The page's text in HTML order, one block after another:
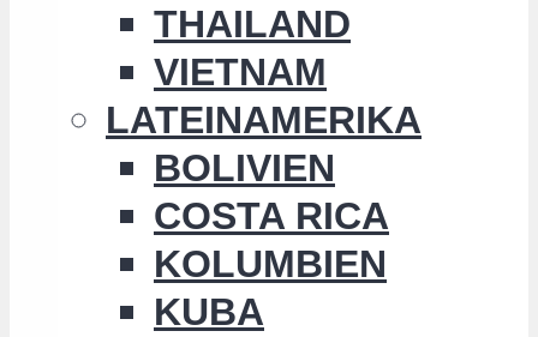
THAILAND
VIETNAM
LATEINAMERIKA
BOLIVIEN
COSTA RICA
KOLUMBIEN
KUBA